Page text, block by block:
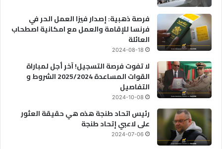
فرصة ذهبية: إصدار فيزا العمل الحر في
فرنسا للإقامة والعمل مع امكانية اصطحاب
العائلة
2024-08-18
لا تفوت فرصة التسجيل! آخر أجل لمباراة
القوات المساعدة 2025/2024 الشروط و
التفاصيل
2024-10-08
رئيس اتحاد طنجة هذه هي حقيقة العثور
على لاعبي إتحاد طنجة
2024-07-06